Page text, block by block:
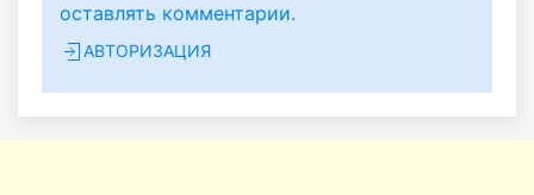
оставлять комментарии.
АВТОРИЗАЦИЯ